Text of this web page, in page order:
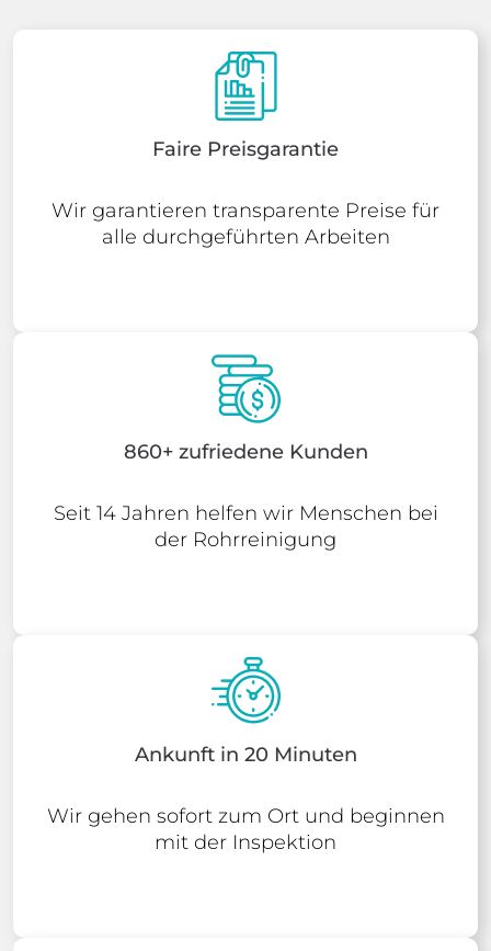
Faire Preisgarantie
Wir garantieren transparente Preise für
alle durchgeführten Arbeiten
860+ zufriedene Kunden
Seit 14 Jahren helfen wir Menschen bei
der Rohrreinigung
Ankunft in 20 Minuten
Wir gehen sofort zum Ort und beginnen
mit der Inspektion